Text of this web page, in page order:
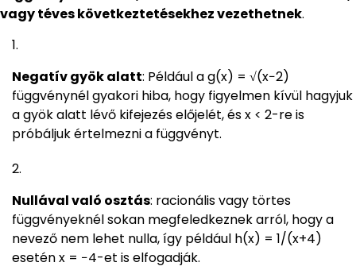
vagy téves következtetésekhez vezethetnek.
Negatív gyök alatt: Például a g(x) = √(x−2)
függvénynél gyakori hiba, hogy figyelmen kívül hagyjuk
a gyök alatt lévő kifejezés előjelét, és x < 2-re is
próbáljuk értelmezni a függvényt.
Nullával való osztás: racionális vagy törtes
függvényeknél sokan megfeledkeznek arról, hogy a
nevező nem lehet nulla, így például h(x) = 1/(x+4)
esetén x = −4-et is elfogadják.